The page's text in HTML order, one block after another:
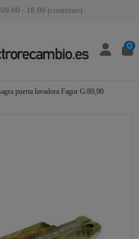
09:00 - 18:00 (continuo)
0
puerta lavadora Fagor G/89,90